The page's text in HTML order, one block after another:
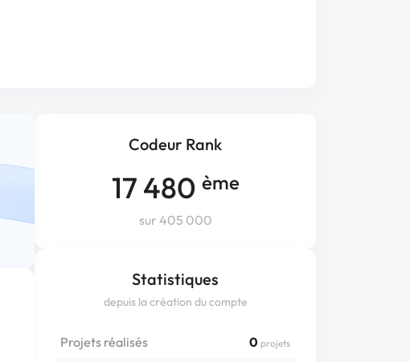
Codeur Rank
17 480 ème
sur 405 000
Statistiques
depuis la création du compte
Projets réalisés 0 projets